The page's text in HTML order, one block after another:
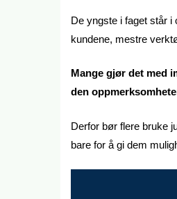
De yngste i faget står
kundene, mestre
Mange gjør det med
den
Derfor bør flere bruke
bare for å gi dem